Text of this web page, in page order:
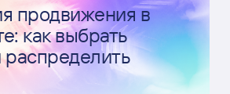
продвижения в
как выбрать
распределить